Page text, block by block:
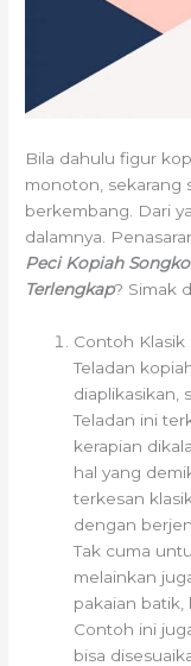
Bila dahulu figur
monoton, sekarang
berkembang. Dari
dalamnya.
Peci Kopiah
Terlengkap? Simak
Contoh Klasik
Teladan
diaplikasikan,
Teladan ini
kerapian
hal yang
terkesan
dengan
Tak cuma
melainkan
pakaian batik,
Contoh ini
bisa